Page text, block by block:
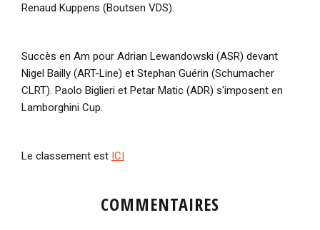
Renaud Kuppens (Boutsen VDS).
Succès en Am pour Adrian Lewandowski (ASR) devant
Nigel Bailly (ART-Line) et Stephan Guérin (Schumacher
CLRT). Paolo Biglieri et Petar Matic (ADR) s'imposent en
Lamborghini Cup.
Le classement est ICI
COMMENTAIRES